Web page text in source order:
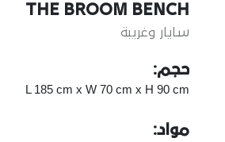
THE BROOM BENCH
سايار وغريبة
حجم:
L 185 cm x W 70 cm x H 90 cm
مواد: